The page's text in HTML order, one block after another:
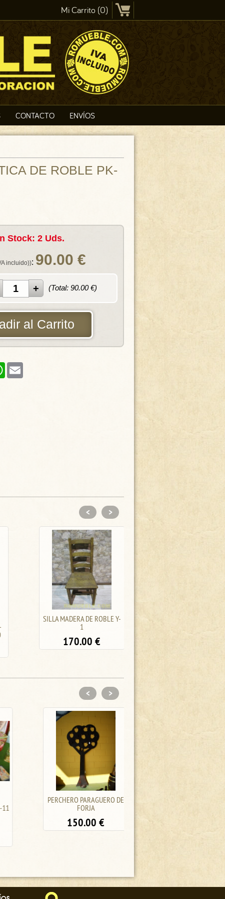
Mi Carrito (0)
CONTACTO ENVÍOS
DE ROBLE PK-
Stock: 2 Uds.
incluido)): 90.00 €
(Total: 90.00€)
al Carrito
WhatsApp
SILLA MADERA DE ROBLE Y-
170.00€
160.00
< >
PERCHERO PARAGUERO DE
150.00€
< >